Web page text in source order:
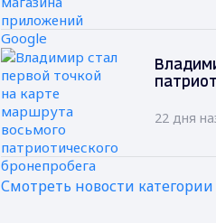
22 дня
Смотреть новости